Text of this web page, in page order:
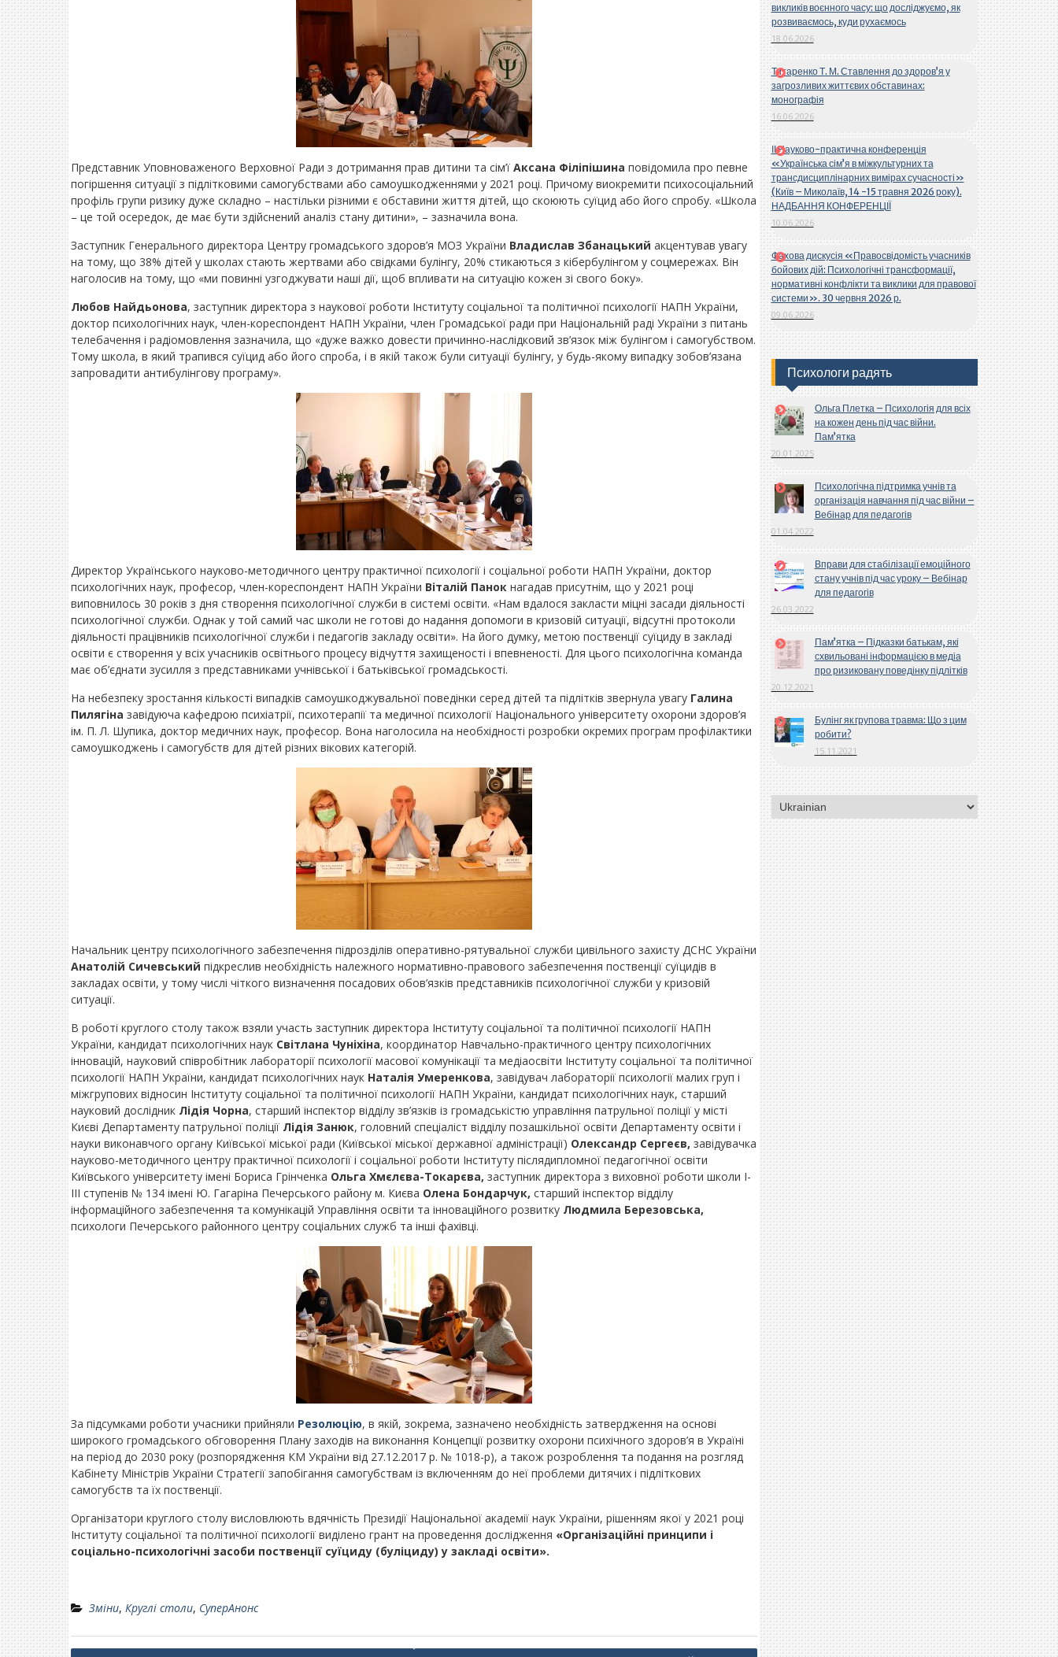
Представник Уповноваженого Верховної Ради з дотримання прав дитини та сім’ї Аксана Філіпішина повідомила про певне
погіршення ситуації з підлітковими самогубствами або самоушкодженнями у 2021 році. Причому виокремити психосоціальний
профіль групи ризику дуже складно – настільки різними є обставини життя дітей, що скоюють суїцид або його спробу. «Школа
– це той осередок, де має бути здійснений аналіз стану дитини», – зазначила вона.
Заступник Генерального директора Центру громадського здоров’я МОЗ України Владислав Збанацький акцентував увагу
на тому, що 38% дітей у школах стають жертвами або свідками булінгу, 20% стикаються з кібербулінгом у соцмережах. Він
наголосив на тому, що «ми повинні узгоджувати наші дії, щоб впливати на ситуацію кожен зі свого боку».
Любов Найдьонова, заступник директора з наукової роботи Інституту соціальної та політичної психології НАПН України,
доктор психологічних наук, член-кореспондент НАПН України, член Громадської ради при Національній раді України з питань
телебачення і радіомовлення зазначила, що «дуже важко довести причинно-наслідковий зв’язок між булінгом і самогубством.
Тому школа, в який трапився суїцид або його спроба, і в якій також були ситуації булінгу, у будь-якому випадку зобов’язана
запровадити антибулінгову програму».
Директор Українського науково-методичного центру практичної психології і соціальної роботи НАПН України, доктор
психологічних наук, професор, член-кореспондент НАПН України Віталій Панок нагадав присутнім, що у 2021 році
виповнилось 30 років з дня створення психологічної служби в системі освіти. «Нам вдалося закласти міцні засади діяльності
психологічної служби. Однак у той самий час школи не готові до надання допомоги в кризовій ситуації, відсутні протоколи
діяльності працівників психологічної служби і педагогів закладу освіти». На його думку, метою поственції суїциду в закладі
освіти є створення у всіх учасників освітнього процесу відчуття захищеності і впевненості. Для цього психологічна команда
має об’єднати зусилля з представниками учнівської і батьківської громадськості.
На небезпеку зростання кількості випадків самоушкоджувальної поведінки серед дітей та підлітків звернула увагу Галина
Пилягіна завідуюча кафедрою психіатрії, психотерапії та медичної психології Національного університету охорони здоров’я
ім. П. Л. Шупика, доктор медичних наук, професор. Вона наголосила на необхідності розробки окремих програм профілактики
самоушкоджень і самогубств для дітей різних вікових категорій.
Начальник центру психологічного забезпечення підрозділів оперативно-рятувальної служби цивільного захисту ДСНС України
Анатолій Сичевський підкреслив необхідність належного нормативно-правового забезпечення поственції суїцидів в
закладах освіти, у тому числі чіткого визначення посадових обов’язків представників психологічної служби у кризовій
ситуації.
В роботі круглого столу також взяли участь заступник директора Інституту соціальної та політичної психології НАПН
України, кандидат психологічних наук Світлана Чуніхіна, координатор Навчально-практичного центру психологічних
інновацій, науковий співробітник лабораторії психології масової комунікації та медіаосвіти Інституту соціальної та політичної
психології НАПН України, кандидат психологічних наук Наталія Умеренкова, завідувач лабораторії психології малих груп і
міжгрупових відносин Інституту соціальної та політичної психології НАПН України, кандидат психологічних наук, старший
науковий дослідник Лідія Чорна, старший інспектор відділу зв’язків із громадськістю управління патрульної поліції у місті
Києві Департаменту патрульної поліції Лідія Занюк, головний спеціаліст відділу позашкільної освіти Департаменту освіти і
науки виконавчого органу Київської міської ради (Київської міської державної адміністрації) Олександр Сергеєв, завідувачка
науково-методичного центру практичної психології і соціальної роботи Інституту післядипломної педагогічної освіти
Київського університету імені Бориса Грінченка Ольга Хмєлєва-Токарєва, заступник директора з виховної роботи школи І-
ІІІ ступенів № 134 імені Ю. Гагаріна Печерського району м. Києва Олена Бондарчук, старший інспектор відділу
інформаційного забезпечення та комунікацій Управління освіти та інноваційного розвитку Людмила Березовська,
психологи Печерського районного центру соціальних служб та інші фахівці.
За підсумками роботи учасники прийняли Резолюцію, в якій, зокрема, зазначено необхідність затвердження на основі
широкого громадського обговорення Плану заходів на виконання Концепції розвитку охорони психічного здоров’я в Україні
на період до 2030 року (розпорядження КМ України від 27.12.2017 р. № 1018-р), а також розроблення та подання на розгляд
Кабінету Міністрів України Стратегії запобігання самогубствам із включенням до неї проблеми дитячих і підліткових
самогубств та їх поственції.
Організатори круглого столу висловлюють вдячність Президії Національної академії наук України, рішенням якої у 2021 році
Інституту соціальної та політичної психології виділено грант на проведення дослідження «Організаційні принципи і
соціально-психологічні засоби поственції суїциду (буліциду) у закладі освіти».
Зміни, Круглі столи, СуперАнонс
викликів воєнного часу: що досліджуємо, як
розвиваємось, куди рухаємось
18.06.2026
Титаренко Т. М. Ставлення до здоров’я у
загрозливих життєвих обставинах:
монографія
16.06.2026
ІІ Науково-практична конференція
«Українська сім’я в міжкультурних та
трансдисциплінарних вимірах сучасності»
(Київ – Миколаїв, 14 -15 травня 2026 року).
НАДБАННЯ КОНФЕРЕНЦІЇ
10.06.2026
Фахова дискусія «Правосвідомість учасників
бойових дій: Психологічні трансформації,
нормативні конфлікти та виклики для правової
системи». 30 червня 2026 р.
09.06.2026
Психологи радять
Ольга Плетка – Психологія для всіх
на кожен день під час війни.
Пам’ятка
20.01.2025
Психологічна підтримка учнів та
організація навчання під час війни –
Вебінар для педагогів
01.04.2022
Вправи для стабілізації емоційного
стану учнів під час уроку – Вебінар
для педагогів
26.03.2022
Пам’ятка – Підказки батькам, які
схвильовані інформацією в медіа
про ризиковану поведінку підлітків
20.12.2021
Булінг як групова травма: Що з цим
робити?
15.11.2021
Вибрати
мову